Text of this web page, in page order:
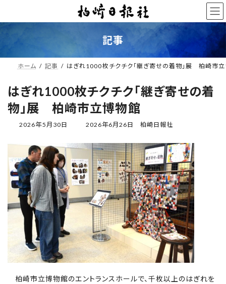
テ
ゲ
記事
ホーム 記事 はぎれ1000枚チクチク「継ぎ寄せの着物」展 柏崎市
はぎれ1000枚チクチク「継ぎ寄せの着
物」展 柏崎市立博物館
2026年5月30日
最
更
新
日
時
:
2026年6月26日 柏崎日報社
柏崎市立博物館のエントランスホールで、千枚以上のはぎれを